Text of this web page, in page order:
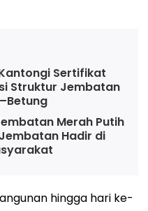
Sertifikat
Struktur Jembatan
Merah Putih
Hadir di
hingga hari ke-